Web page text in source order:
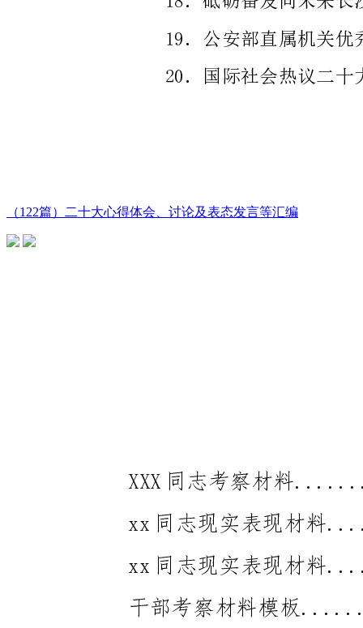
（122篇）二十大心得体会、讨论及表态发言等汇编